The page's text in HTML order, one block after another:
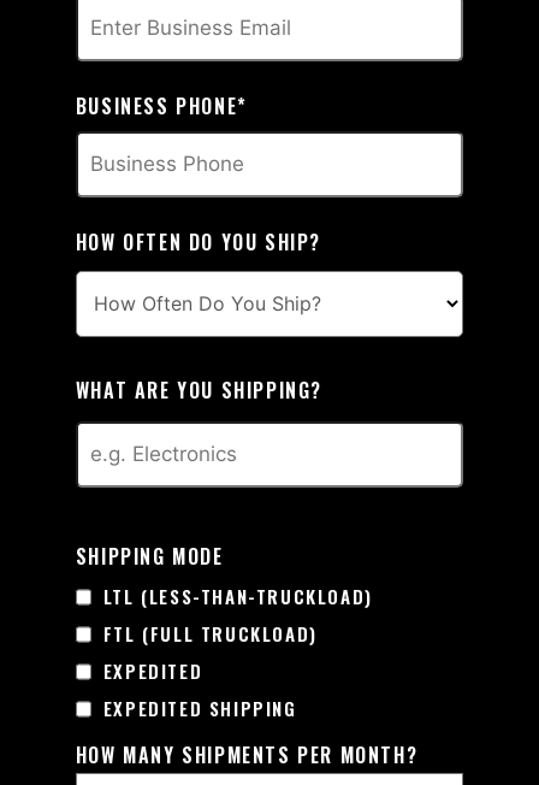
BUSINESS PHONE*
HOW OFTEN DO YOU SHIP?
WHAT ARE YOU SHIPPING?
SHIPPING MODE
LTL (LESS-THAN-TRUCKLOAD)
FTL (FULL TRUCKLOAD)
EXPEDITED
EXPEDITED SHIPPING
HOW MANY SHIPMENTS PER MONTH?